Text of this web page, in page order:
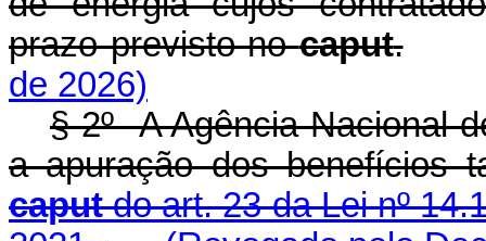
prazo previsto nocaput.
de 2026)
§ 2º A Agência Nacional
a apuração dos benefícios
caputdo art. 23 da Lei nº